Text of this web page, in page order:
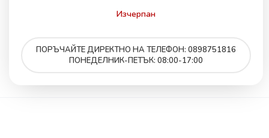
Изчерпан
ПОРЪЧАЙТЕ ДИРЕКТНО НА ТЕЛЕФОН: 0898751816
ПОНЕДЕЛНИК-ПЕТЪК: 08:00-17:00